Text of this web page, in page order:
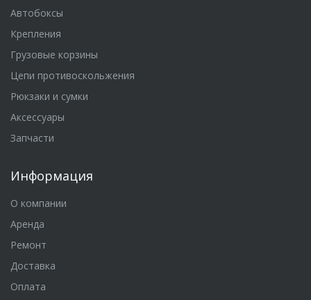
Автобоксы
Крепления
Грузовые корзины
Цепи противоскольжения
Рюкзаки и сумки
Аксессуары
Запчасти
Информация
О компании
Аренда
Ремонт
Доставка
Оплата